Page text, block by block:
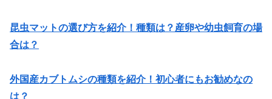
昆虫マットの選び方を紹介！種類は？産卵や幼虫飼育の場
合は？
外国産カブトムシの種類を紹介！初心者にもお勧めなの
は？